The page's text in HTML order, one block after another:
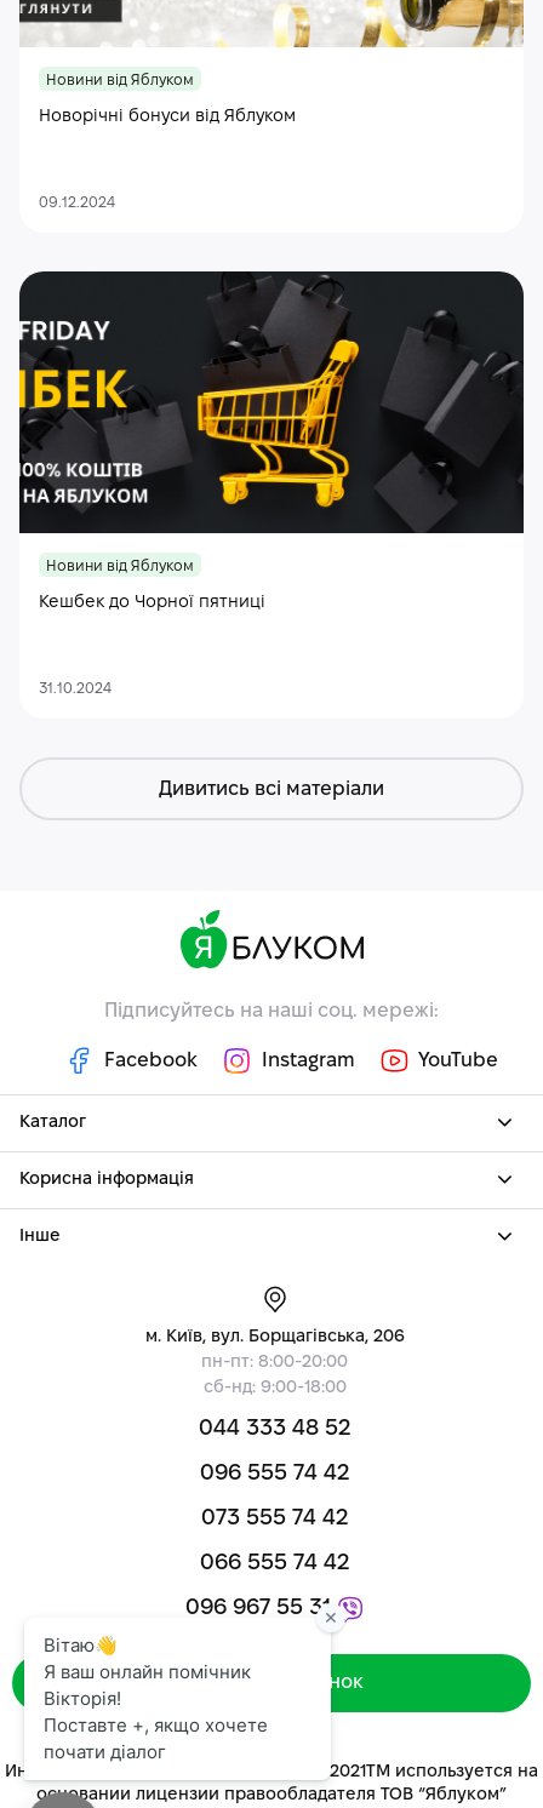
Новини від Яблуком
Новорічні бонуси від Яблуком
09.12.2024
Новини від Яблуком
Кешбек до Чорної пятниці
31.10.2024
Дивитись всі матеріали
Підписуйтесь на наші соц. мережі:
Facebook Instagram YouTube
Каталог
Корисна інформація
Інше
м. Київ, вул. Борщагівська, 206
пн-пт: 8:00-20:00
сб-нд: 9:00-18:00
044 333 48 52
096 555 74 42
073 555 74 42
066 555 74 42
096 967 55 31
Зворотний дзвінок
Интернет-магазин «ЯБЛУКОМ™» 2014-2021ТМ используется на
основании лицензии правообладателя ТОВ “Яблуком”